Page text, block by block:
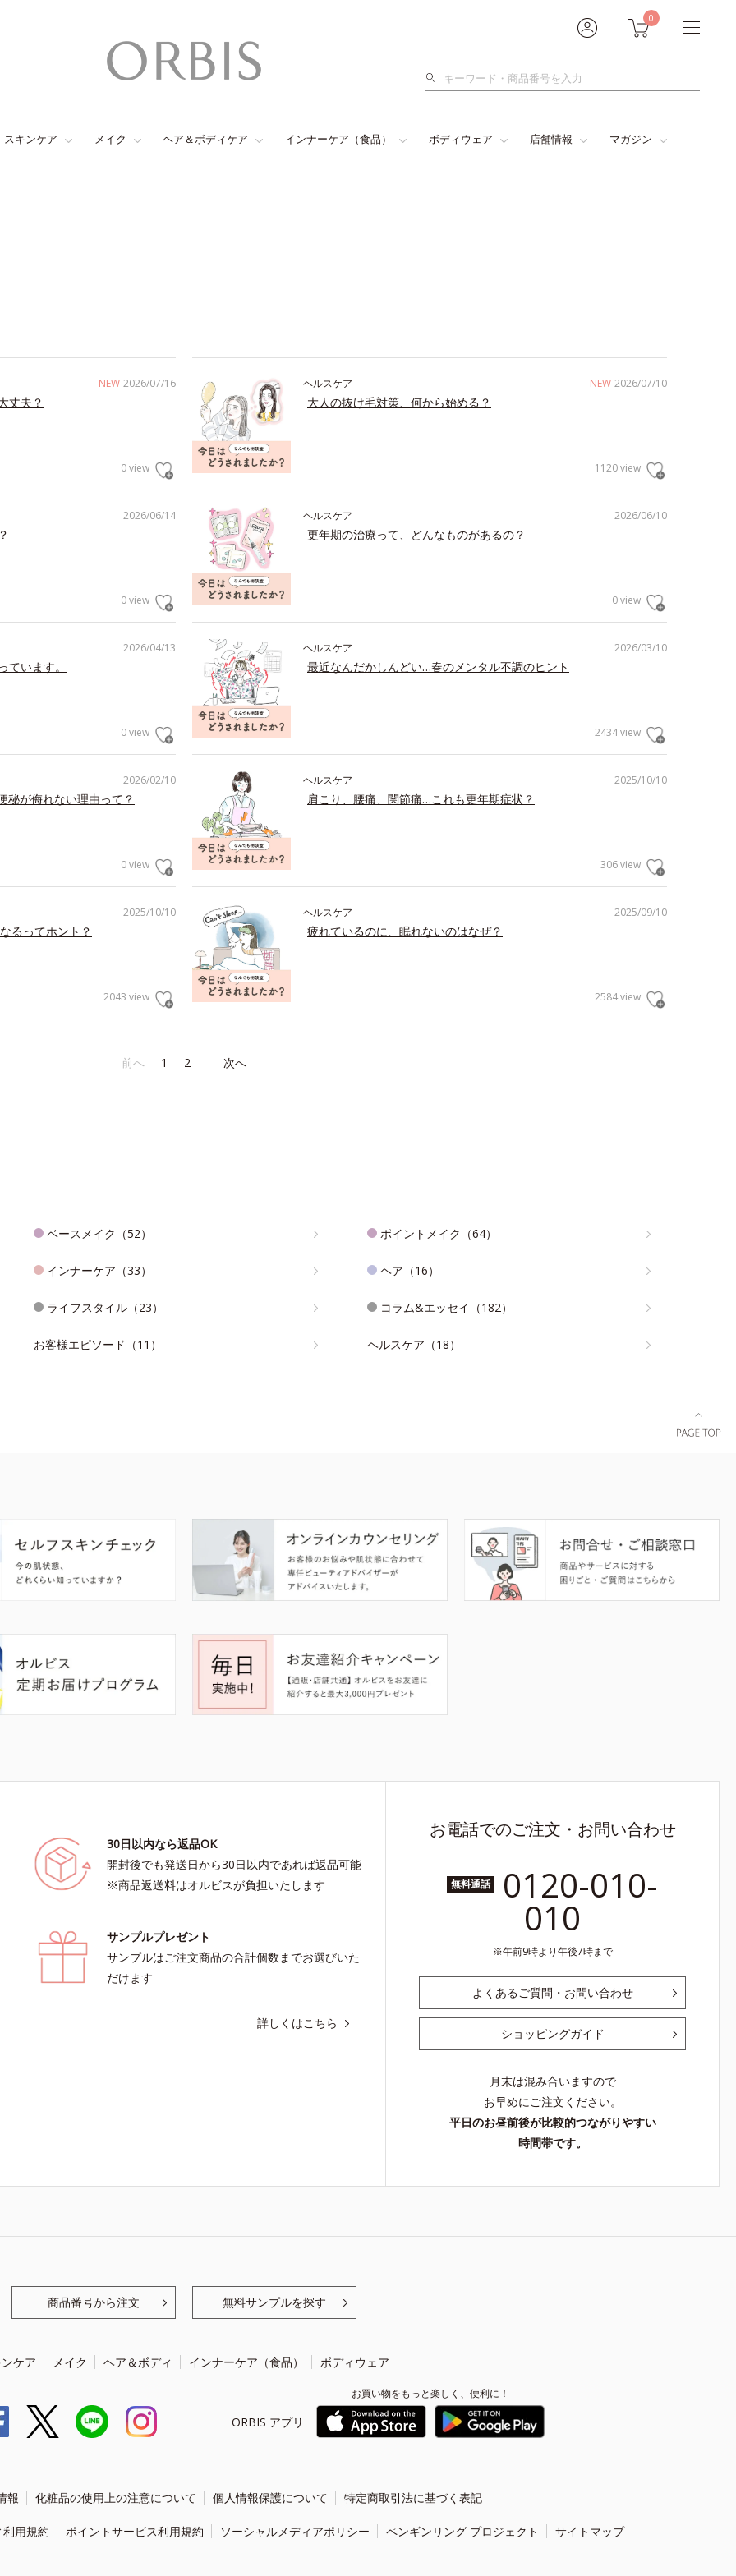
0
検
スキンケア メイク ヘア＆ボディケア インナーケア（食品） ボディウェア 店舗情報 マガジン
NEW 2026/07/16
丈夫？
0 view
NEW 2026/07/10
ヘルスケア
大人の抜け毛対策、何から始める？
1120 view
2026/06/14
0 view
2026/06/10
ヘルスケア
更年期の治療って、どんなものがあるの？
0 view
2026/04/13
います。
0 view
2026/03/10
ヘルスケア
最近なんだかしんどい…春のメンタル不調のヒント
2434 view
2026/02/10
秘が侮れない理由って？
0 view
2025/10/10
ヘルスケア
肩こり、腰痛、関節痛…これも更年期症状？
306 view
2025/10/10
るってホント？
2043 view
2025/09/10
ヘルスケア
疲れているのに、眠れないのはなぜ？
2584 view
前へ 1 2 次へ
ベースメイク（52） ポイントメイク（64）
インナーケア（33） ヘア（16）
ライフスタイル（23） コラム&エッセイ（182）
お客様エピソード（11） ヘルスケア（18）
30日以内なら返品OK
開封後でも発送日から30日以内であれば返品可能
※商品返送料はオルビスが負担いたします
サンプルプレゼント
サンプルはご注文商品の合計個数までお選びいた
だけます
詳しくはこちら
お電話でのご注文・お問い合わせ
無料通話 0120-010-
010
午前9時より午後7時まで
よくあるご質問・お問い合わせ
ショッピングガイド
月末は混み合いますので
お早めにご注文ください。
平日のお昼前後が比較的つながりやすい
時間帯です。
商品番号から注文 無料サンプルを探す
ケア メイク ヘア＆ボディ インナーケア（食品） ボディウェア
ORBIS アプリ
お買い物をもっと楽しく、便利に！
報 化粧品の使用上の注意について 個人情報保護について 特定商取引法に基づく表記
用規約 ポイントサービス利用規約 ソーシャルメディアポリシー ペンギンリング プロジェクト サイトマップ